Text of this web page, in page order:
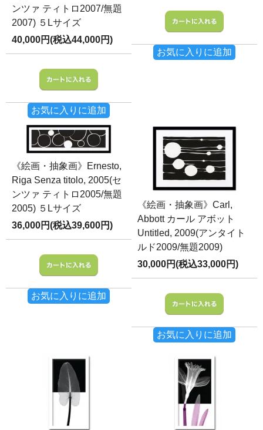
ンツァ ティトロ2007/無題
2007) ５Lサイズ
40,000円(税込44,000円)
お気に入りに追加
お気に入りに追加
《絵画・抽象画》Ernesto,
Riga Senza titolo, 2005(セ
ンツァ ティトロ2005/無題
2005) ５Lサイズ
36,000円(税込39,600円)
お気に入りに追加
《絵画・抽象画》Carl,
Abbott カール アボット
Untitled, 2009(アンタイト
ルド2009/無題2009)
30,000円(税込33,000円)
お気に入りに追加